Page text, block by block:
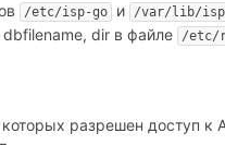
/etc/isp-go и /var/lib/
dbfilename, dir в файле
/etc/
разрешен доступ к